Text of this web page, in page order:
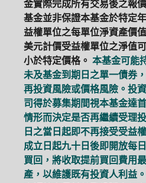
金實際完成所有交易後之報
基金並非保證本基金於特定
益權單位之每單位淨資產價
美元計價受益權單位之淨值
小於特定價格。 本基金可能
未及基金到期日之單一債券
再投資風險或價格風險。投
司得於募集期間視本基金達
情形而決定是否再繼續受理
日之當日起即不再接受受益
成立日起九十日後即開放每
買回，將收取提前買回費用
產，以維護既有投資人利益